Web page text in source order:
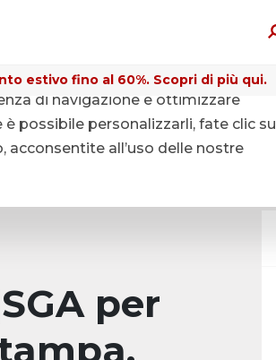
estivo fino al 60%. Scopri di più qui.
per
di navigazione e ottimizzare
possibile personalizzarli, fate clic su
acconsentite all’uso delle nostre